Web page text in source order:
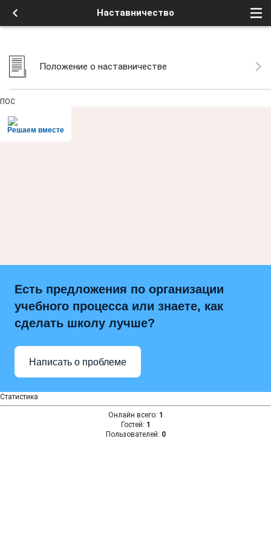
Наставничество
Положение о наставничестве
ПОС
Решаем вместе
Есть предложения по организации
учебного процесса или знаете, как
сделать школу лучше?
Написать о проблеме
Статистика
Онлайн всего: 1
Гостей: 1
Пользователей: 0